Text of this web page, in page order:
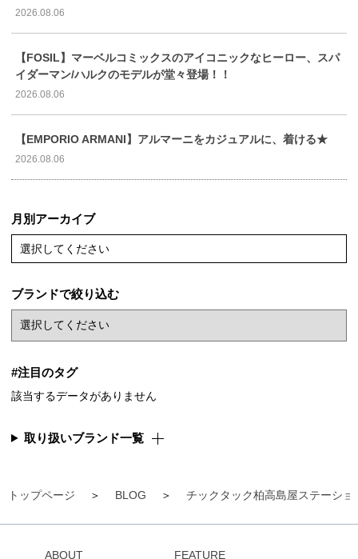
トップページ BLOG チックタック柏高島屋ステーショ
2026.08.06
【FOSIL】マーベルコミックスのアイコニックなヒーロー、スパ
イダーマン/ハルクのモデルが堂々登場！！
2026.08.06
【EMPORIO ARMANI】アルマーニをカジュアルに、着ける★
2026.08.06
月別アーカイブ
選択してください
ブランドで絞り込む
#注目のタグ
該当するデータがありません
取り扱いブランド一覧
ABOUT FEATURE